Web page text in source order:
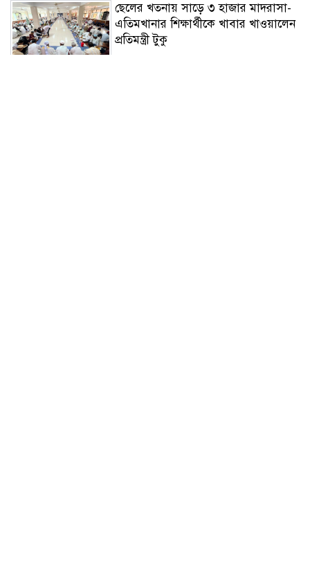
ছেলের খতনায় সাড়ে ৩ হাজার মাদরাসা-
এতিমখানার শিক্ষার্থীকে খাবার খাওয়ালেন
প্রতিমন্ত্রী টুকু